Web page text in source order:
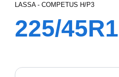
LASSA - COMPETUS H/P3
225/